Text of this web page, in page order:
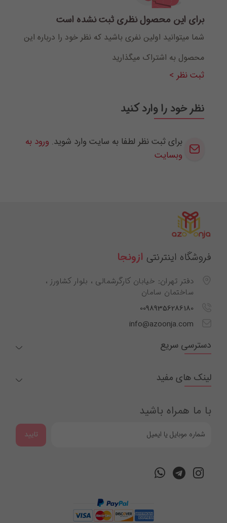
برای این محصول نظری ثبت نشده است
شما میتوانید اولین نفری باشید که نظر خود را درباره این
محصول به اشتراک میگذارید
ثبت نظر >
نظر خود را وارد کنید
برای ثبت نظر لطفا به سایت وارد شوید. ورود به
وبسایت
فروشگاه اینترنتی ازونجا
دفتر تهران: خیابان کارگرشمالی ، بلوار کشاورز ،
ساختمان سامان
00989356286180
info@azoonja.com
دسترسی سریع
لینک های مفید
با ما همراه باشید
تایید